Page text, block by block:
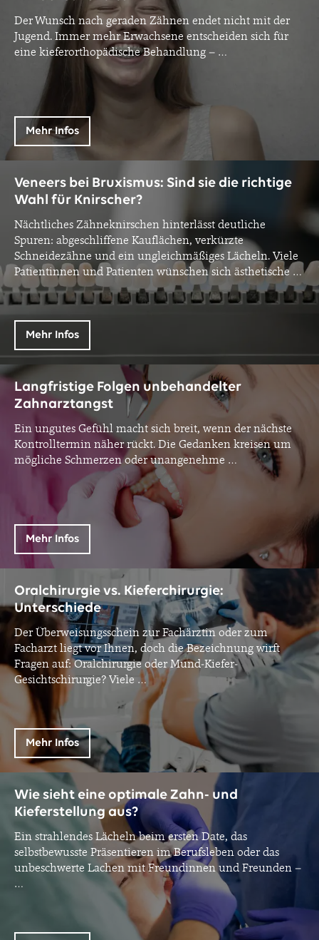
Der Wunsch nach geraden Zähnen endet nicht mit der
Jugend. Immer mehr Erwachsene entscheiden sich für
eine kieferorthopädische Behandlung – …
Mehr Infos
Veneers bei Bruxismus: Sind sie die richtige
Wahl für Knirscher?
Nächtliches Zähneknirschen hinterlässt deutliche
Spuren: abgeschliffene Kauflächen, verkürzte
Schneidezähne und ein ungleichmäßiges Lächeln. Viele
Patientinnen und Patienten wünschen sich ästhetische …
Mehr Infos
Langfristige Folgen unbehandelter
Zahnarztangst
Ein ungutes Gefühl macht sich breit, wenn der nächste
Kontrolltermin näher rückt. Die Gedanken kreisen um
mögliche Schmerzen oder unangenehme …
Mehr Infos
Oralchirurgie vs. Kieferchirurgie:
Unterschiede
Der Überweisungsschein zur Fachärztin oder zum
Facharzt liegt vor Ihnen, doch die Bezeichnung wirft
Fragen auf: Oralchirurgie oder Mund-Kiefer-
Gesichtschirurgie? Viele …
Mehr Infos
Wie sieht eine optimale Zahn- und
Kieferstellung aus?
Ein strahlendes Lächeln beim ersten Date, das
selbstbewusste Präsentieren im Berufsleben oder das
unbeschwerte Lachen mit Freundinnen und Freunden –
…